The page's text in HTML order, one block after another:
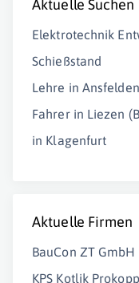
Aktuelle Suchen
Elektrotechnik
Schießstand
Lehre in Ansfelden
Fahrer in Liezen
in Klagenfurt
Aktuelle Firmen
BauCon ZT GmbH
KPS Kotlik